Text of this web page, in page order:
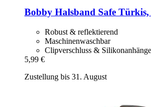
Bobby Halsband Safe Türkis,
Robust & reflektierend
Maschinenwaschbar
Clipverschluss &
5,99 €
Zustellung bis 31. August